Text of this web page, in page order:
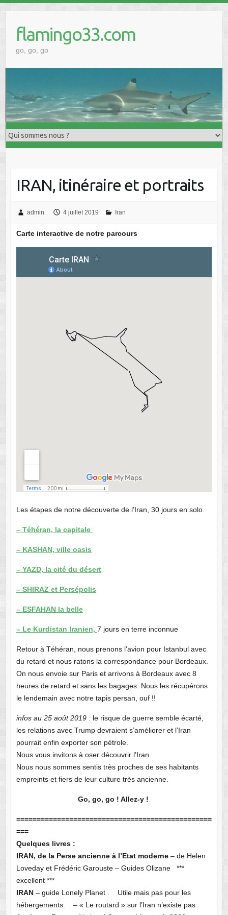
contentflamingo33.com
go, go, go
IRAN, itinéraire et portraits
admin 4 juillet 2019 Iran
Carte interactive de notre parcours
Les étapes de notre découverte de l’Iran, 30 jours en solo
– Téhéran, la capitale
– KASHAN, ville oasis
– YAZD, la cité du désert
– SHIRAZ et Persépolis
– ESFAHAN la belle
– Le Kurdistan Iranien, 7 jours en terre inconnue
Retour à Téhéran, nous prenons l’avion pour Istanbul avec
du retard et nous ratons la correspondance pour Bordeaux.
On nous envoie sur Paris et arrivons à Bordeaux avec 8
heures de retard et sans les bagages. Nous les récupérons
le lendemain avec notre tapis persan, ouf !!
infos au 25 août 2019: le risque de guerre semble écarté,
les relations avec Trump devraient s’améliorer et l’Iran
pourrait enfin exporter son pétrole.
Nous vous invitons à oser découvrir l’Iran.
Nous nous sommes sentis très proches de ses habitants
empreints et fiers de leur culture très ancienne.
Go, go, go ! Allez-y !
================================================
===
Quelques livres :
IRAN, de la Perse ancienne à l’Etat moderne– de Helen
Loveday et Frédéric Garouste – Guides Olizane ***
excellent ***
IRAN– guide Lonely Planet . Utile mais pas pour les
hébergements. – « Le routard » sur l’Iran n’existe pas